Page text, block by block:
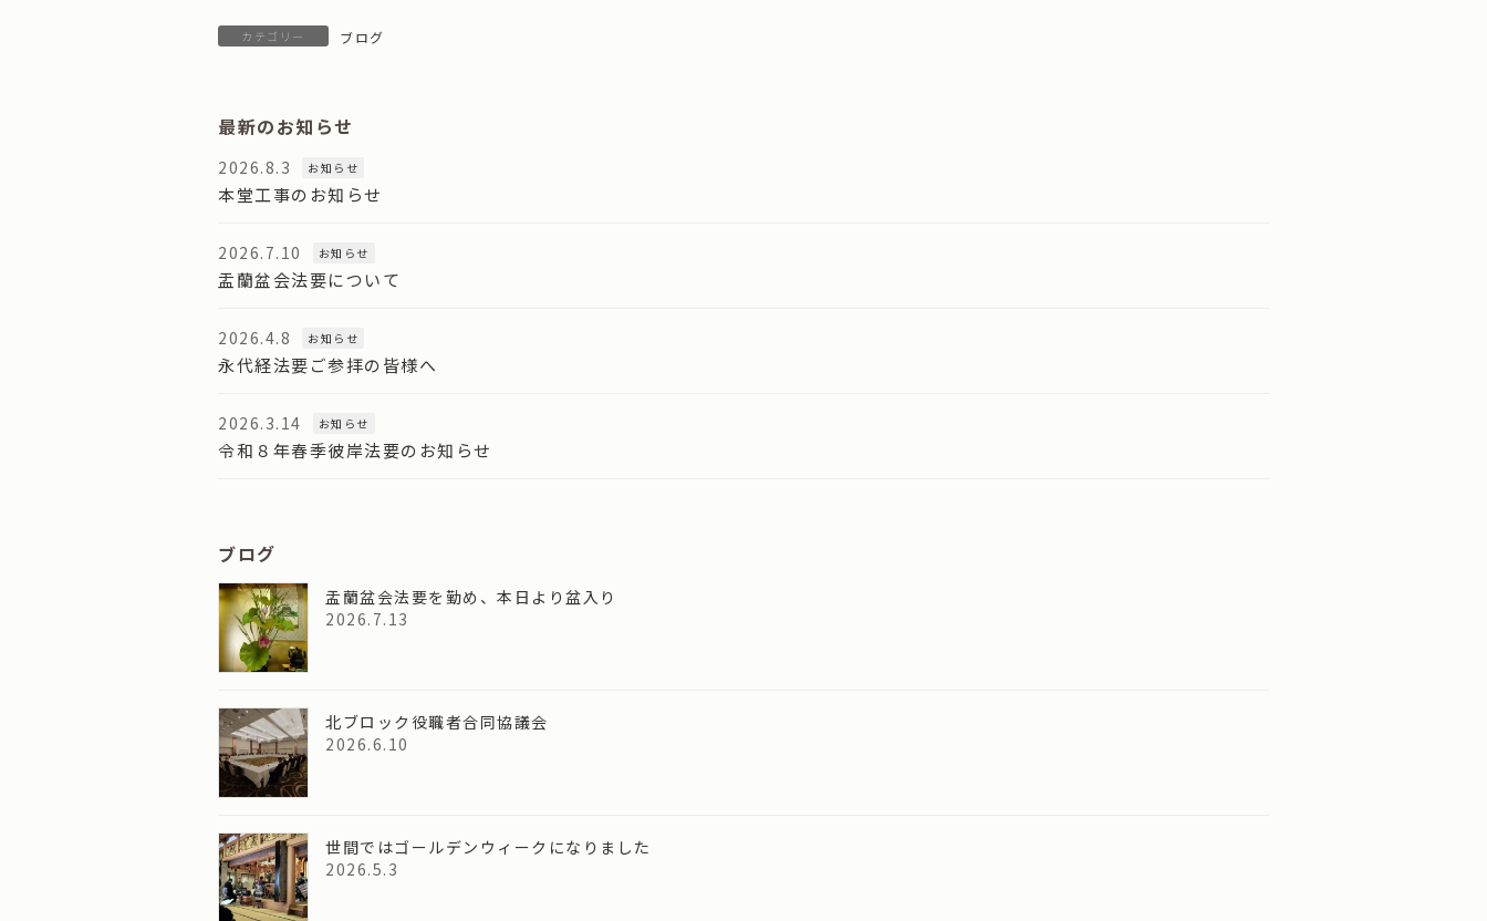
カテゴリー ブログ
最新のお知らせ
2026.8.3 お知らせ
本堂工事のお知らせ
2026.7.10 お知らせ
盂蘭盆会法要について
2026.4.8 お知らせ
永代経法要ご参拝の皆様へ
2026.3.14 お知らせ
令和８年春季彼岸法要のお知らせ
ブログ
盂蘭盆会法要を勤め、本日より盆入り
2026.7.13
北ブロック役職者合同協議会
2026.6.10
世間ではゴールデンウィークになりました
2026.5.3